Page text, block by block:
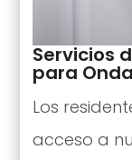
Servicios
para
Los
acceso a